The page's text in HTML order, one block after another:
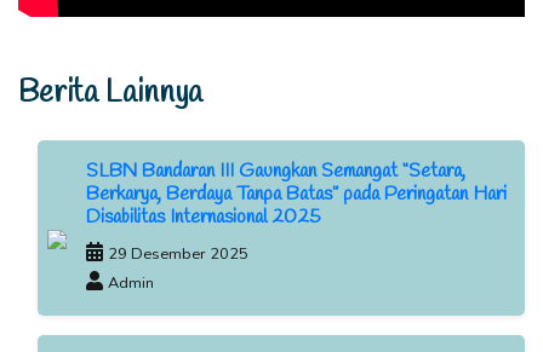
Berita Lainnya
SLBN Bandaran III Gaungkan Semangat “Setara,
Berkarya, Berdaya Tanpa Batas” pada Peringatan Hari
Disabilitas Internasional 2025
29 Desember 2025
Admin